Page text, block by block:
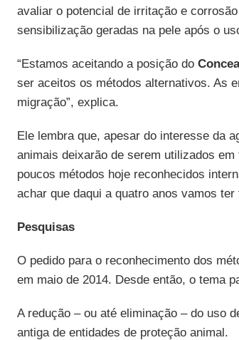
avaliar o potencial de irritação e
sensibilização geradas na pele após o
“Estamos aceitando a posição do Concea
ser aceitos os métodos alternativos. As
migração”, explica.
Ele lembra que, apesar do interesse da
animais deixarão de serem utilizados
poucos métodos hoje reconhecidos
achar que daqui a quatro anos vamos
Pesquisas
O pedido para o reconhecimento dos
em maio de 2014. Desde então, o tema
A redução – ou até eliminação – do uso
antiga de entidades de proteção animal.